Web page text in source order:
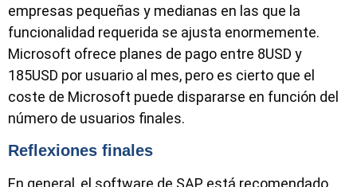
empresas pequeñas y medianas en las que la
funcionalidad requerida se ajusta enormemente.
Microsoft ofrece planes de pago entre 8USD y
185USD por usuario al mes, pero es cierto que el
coste de Microsoft puede dispararse en función del
número de usuarios finales.
Reflexiones finales
En general, el software de SAP está recomendado